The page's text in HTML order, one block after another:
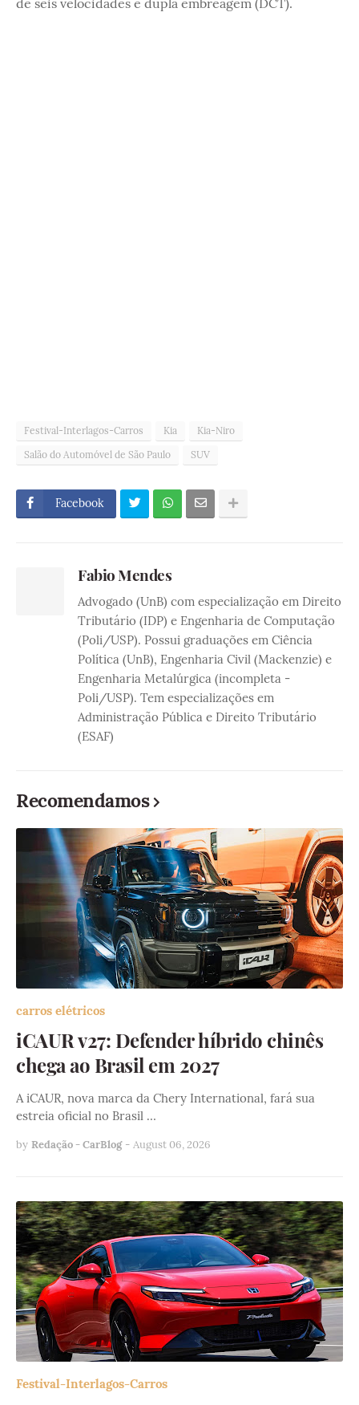
de seis velocidades e dupla embreagem (DCT).
Festival-Interlagos-Carros Kia
Kia-Niro
Salão do Automóvel de São Paulo
SUV
Facebook
Fabio Mendes
Advogado (UnB) com especialização em Direito
Tributário (IDP) e Engenharia de Computação
(Poli/USP). Possui graduações em Ciência
Política (UnB), Engenharia Civil (Mackenzie) e
Engenharia Metalúrgica (incompleta -
Poli/USP). Tem especializações em
Administração Pública e Direito Tributário
(ESAF)
Recomendamos
carros elétricos
iCAUR v27: Defender híbrido chinês
chega ao Brasil em 2027
A iCAUR, nova marca da Chery International, fará sua
estreia oficial no Brasil …
by Redação - CarBlog - August 06, 2026
Festival-Interlagos-Carros